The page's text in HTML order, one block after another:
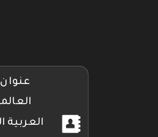
العربية